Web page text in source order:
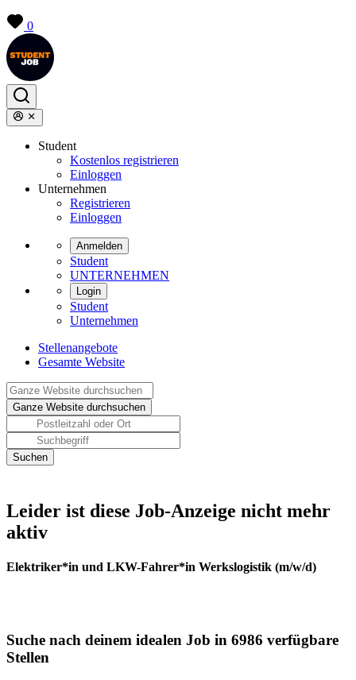
0
Student
Kostenlos registrieren
Einloggen
Unternehmen
Registrieren
Einloggen
Anmelden
Student
UNTERNEHMEN
Login
Student
Unternehmen
Stellenangebote
Gesamte Website
Leider ist diese Job-Anzeige nicht mehr
aktiv
Elektriker*in und LKW-Fahrer*in Werkslogistik (m/w/d)
Suche nach deinem idealen Job in 6986 verfügbare
Stellen